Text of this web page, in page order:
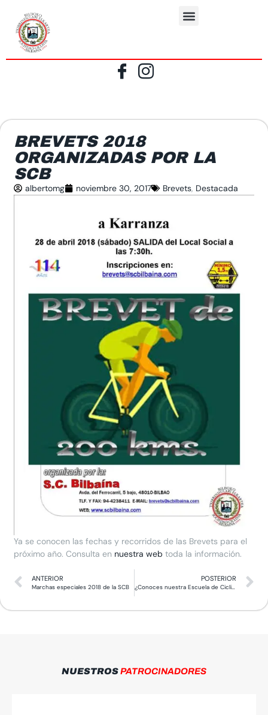
BREVETS 2018
ORGANIZADAS POR LA
SCB
albertomg noviembre 30, 2017 Brevets, Destacada
Ya se conocen las fechas y recorridos de las Brevets para el
próximo año. Consulta en nuestra web toda la información.
ANTERIOR
Marchas especiales 2018 de la SCB
POSTERIOR
¿Conoces nuestra Escuela de Ciclismo?
NUESTROSPATROCINADORES